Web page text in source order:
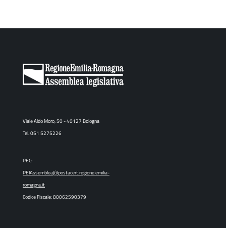
Viale Aldo Moro, 50 - 40127 Bologna
Tel. 051 5275226
PEC:
PEIAssemblea@postacert.regione.emilia-
romagna.it
Codice Fiscale: 80062590379